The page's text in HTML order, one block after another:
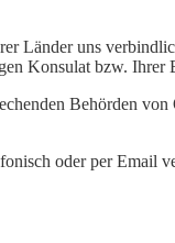
Länder uns
Konsulat bzw.
Behörden
oder per Email